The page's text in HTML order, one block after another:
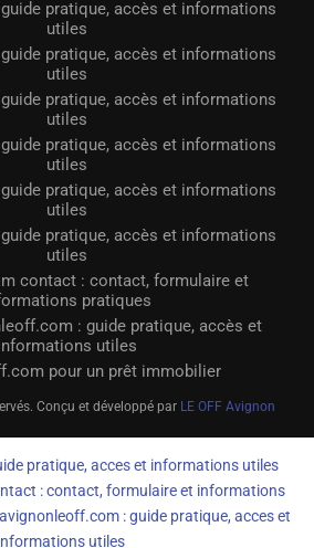
pratique, accès et informations
utiles
pratique, accès et informations
utiles
pratique, accès et informations
utiles
pratique, accès et informations
utiles
pratique, accès et informations
utiles
pratique, accès et informations
utiles
contact : contact, formulaire et
pratiques
: guide pratique, accès et
utiles
pour un prêt immobilier
Conçu et développé par LE OFF Avignon
pratique, acces et informations utiles
: contact, formulaire et informations
: guide pratique, acces et
utiles